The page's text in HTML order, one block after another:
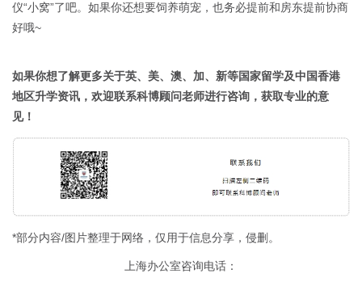
仪“小窝”了吧。如果你还想要饲养萌宠，也务必提前和房东提前协商
好哦~
如果你想了解更多关于英、美、澳、加、新等国家留学及中国香港
地区升学资讯，欢迎联系科博顾问老师进行咨询，获取专业的意
见！
*部分内容/图片整理于网络，仅用于信息分享，侵删。
上海办公室咨询电话：